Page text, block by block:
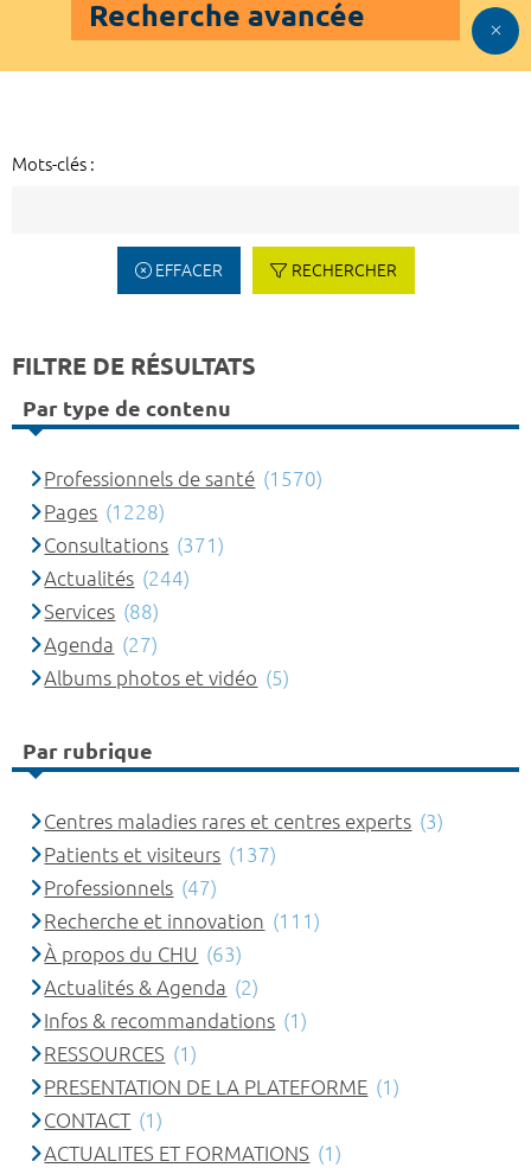
Recherche avancée
Mots-clés :
EFFACER RECHERCHER
FILTRE DE RÉSULTATS
Par type de contenu
Professionnels de santé (1570)
Pages (1228)
Consultations (371)
Actualités (244)
Services (88)
Agenda (27)
Albums photos et vidéo (5)
Par rubrique
Centres maladies rares et centres experts (3)
Patients et visiteurs (137)
Professionnels (47)
Recherche et innovation (111)
À propos du CHU (63)
Actualités & Agenda (2)
Infos & recommandations (1)
RESSOURCES (1)
PRESENTATION DE LA PLATEFORME (1)
CONTACT (1)
ACTUALITES ET FORMATIONS (1)